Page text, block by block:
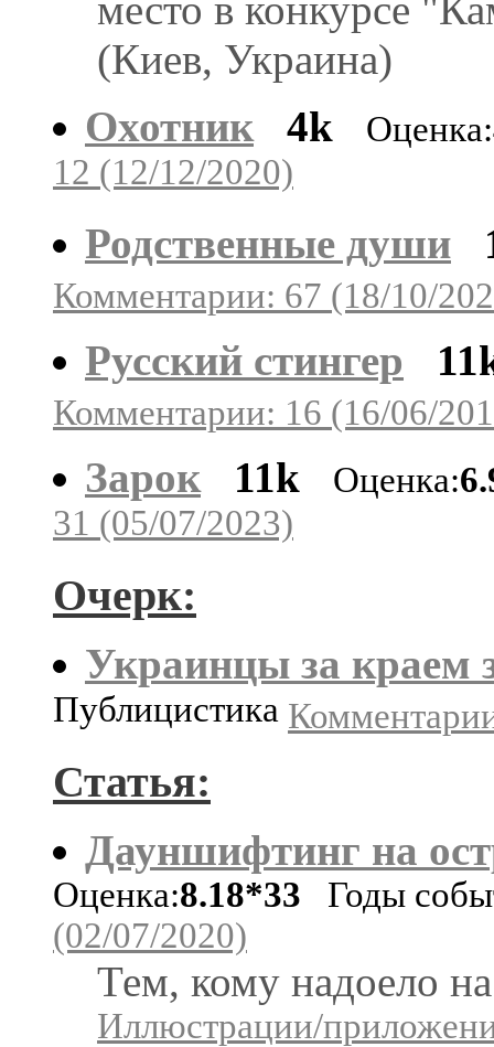
(Киев, Украина)
Охотник
4k Оценка:
12 (12/12/2020)
Родственные души
Комментарии: 67 (18/10/
Русский стингер
Комментарии: 16 (16/06/
Зарок 11k Оценка:
31 (05/07/2023)
Очерк:
Украинцы за краем
Публицистика
Статья:
Дауншифтинг на
Оценка:8.18*33 Годы
(02/07/2020)
Тем, кому надоело
Иллюстрации/